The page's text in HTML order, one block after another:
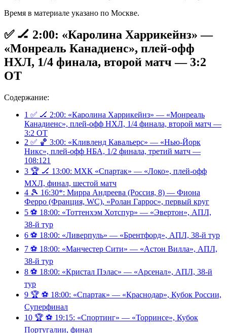
Время в материале указано по Москве.
✅ 🏒 2:00: «Каролина Харрикейнз» —
«Монреаль Канадиенс», плей-офф
НХЛ, 1/4 финала, второй матч — 3:2
ОТ
Содержание:
1 ✅ 🏒 2:00: «Каролина Харрикейнз» — «Монреаль
Канадиенс», плей-офф НХЛ, 1/4 финала, второй матч —
3:2 ОТ
2 ✅ 🏀 3:00: «Кливленд Кавальерс» — «Нью-Йорк
Никс», плей-офф НБА, 1/2 финала, третий матч —
108:121
3 🏆 🏒 13:00: МХК «Спартак» — «Локо», плей-офф
МХЛ, финал, шестой матч
4 🎾 16:30*: Мирра Андреева (Россия, 8) — Фиона
Ферро (Франция, WC), «Ролан Гаррос», первый круг
5 ⚽️ 18:00: «Тоттенхэм Хотспур» — «Эвертон», АПЛ,
38-й тур
6 ⚽️ 18:00: «Ливерпуль» — «Брентфорд», АПЛ, 38-й тур
7 ⚽️ 18:00: «Манчестер Сити» — «Астон Вилла», АПЛ,
38-й тур
8 ⚽️ 18:00: «Кристал Пэлас» — «Арсенал», АПЛ, 38-й
тур
9 🏆 ⚽️ 18:00: «Спартак» — «Краснодар», Кубок России,
Суперфинал
10 🏆 ⚽️ 19:15: «Спортинг» — «Торринсе», Кубок
Португалии, финал